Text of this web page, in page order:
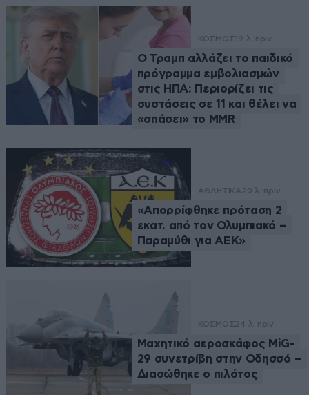
ΚΟΣΜΟΣ 19 λ. πριν
Ο Τραμπ αλλάζει το παιδικό
πρόγραμμα εμβολιασμών
στις ΗΠΑ: Περιορίζει τις
συστάσεις σε 11 και θέλει να
«σπάσει» το MMR
ΑΘΛΗΤΙΚΑ20 λ. πριν
«Απορρίφθηκε πρόταση 2
εκατ. από τον Ολυμπιακό –
Παραμύθι για ΑΕΚ»
ΚΟΣΜΟΣ24 λ. πριν
Μαχητικό αεροσκάφος MiG-
29 συνετρίβη στην Οδησσό –
Διασώθηκε ο πιλότος